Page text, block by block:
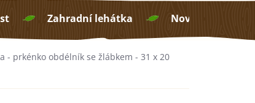
Zahradní lehátka Novinky
- prkénko obdélník se žlábkem - 31 x 20